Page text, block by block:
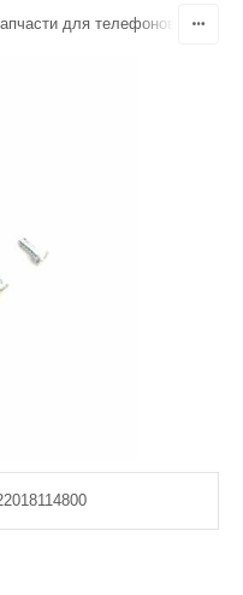
для телефонов